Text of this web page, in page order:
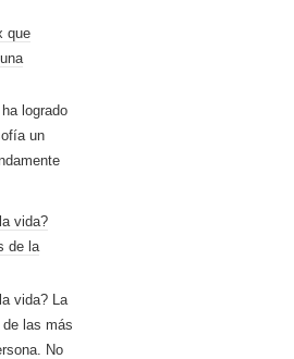
que
logrado
un
vida?
de la
vida? La
las más
No